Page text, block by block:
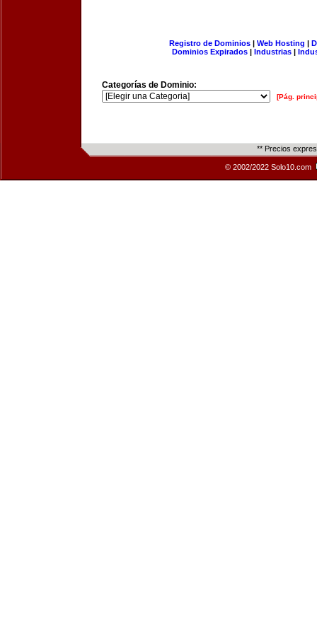
Registro de Dominios| Web Hosting |
Dominios Expirados | Industrias |
Categorías de Dominio:
[Pág.
** Precios
© 2002/2022 Solo10.com